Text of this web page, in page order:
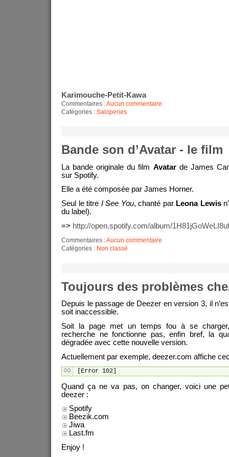
Karimouche-Petit-Kawa
Commentaires :Aucun commentaire
Catégories : Saloperies
Bande son d’Avatar - le film
La bande originale du film Avatarde James
sur Spotify.
Elle a été composée par James Horner.
Seul le titre I See You, chanté par Leona Lewis
du label).
=> http://open.spotify.com/album/
Commentaires :Aucun commentaire
Catégories : Non classé
Toujours des problèmes
Depuis le passage de Deezer en version 3, il
soit inaccessible.
Soit la page met un temps fou à se
recherche ne fonctionne pas, enfin bref, la
dégradée avec cette nouvelle version.
Actuellement par exemple, deezer.com affiche
[Error 102]
Quand ça ne va pas, on changer, voici une
deezer :
Spotify
Beezik.com
Jiwa
Last.fm
Enjoy !